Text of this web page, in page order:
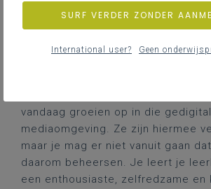
We leven in een maatschappij
sterk aanwezig zijn. Sinds de
worden jij en jouw leerlingen meer
vandaag groeien op in die
mediaomgeving. Ze zijn hiermee
maar je mag er niet vanuit gaan
daarom beheersen. Je leert je
een enthousiaste, zelfredzame en
SURF VERDER ZONDER
International user? Geen